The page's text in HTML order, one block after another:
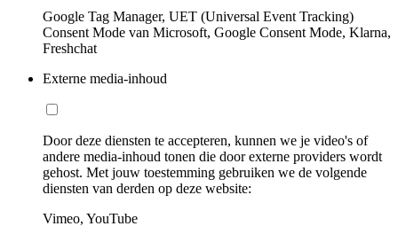
Google Tag Manager, UET (Universal Event Tracking)
Consent Mode van Microsoft, Google Consent Mode, Klarna,
Freshchat
Externe media-inhoud
Door deze diensten te accepteren, kunnen we je video's of
andere media-inhoud tonen die door externe providers wordt
gehost. Met jouw toestemming gebruiken we de volgende
diensten van derden op deze website:
Vimeo, YouTube